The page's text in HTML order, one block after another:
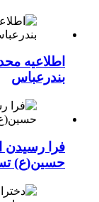
اطلاعیه
بندرعباس
فرا رسیدن
حسین(ع)